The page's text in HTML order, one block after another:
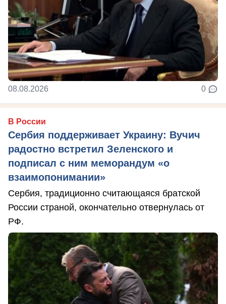
08.08.2026 0
В России
Сербия поддерживает Украину: Вучич
радостно встретил Зеленского и
подписал с ним меморандум «о
взаимопонимании»
Сербия, традиционно считающаяся братской
России страной, окончательно отвернулась от
РФ.